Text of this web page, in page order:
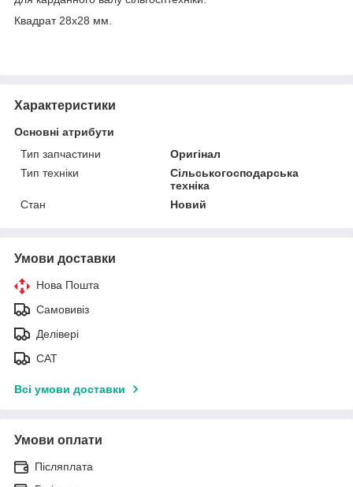
Квадрат 28х28 мм.
Характеристики
Основні атрибути
Тип запчастини
Оригінал
Тип техніки
Сільськогосподарська
техніка
Стан
Новий
Умови доставки
Нова Пошта
Самовивіз
Делівері
САТ
Всі умови доставки
Умови оплати
Післяплата